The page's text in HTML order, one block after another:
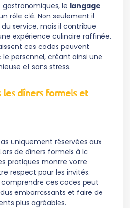
gastronomiques, le langage
rôle clé. Non seulement il
service, mais il contribue
expérience culinaire raffinée.
ces codes peuvent
personnel, créant ainsi une
et sans stress.
les dîners formels et
uniquement réservées aux
de dîners formels à la
pratiques montre votre
respect pour les invités.
ces codes peut
embarrassants et faire de
plus agréables.